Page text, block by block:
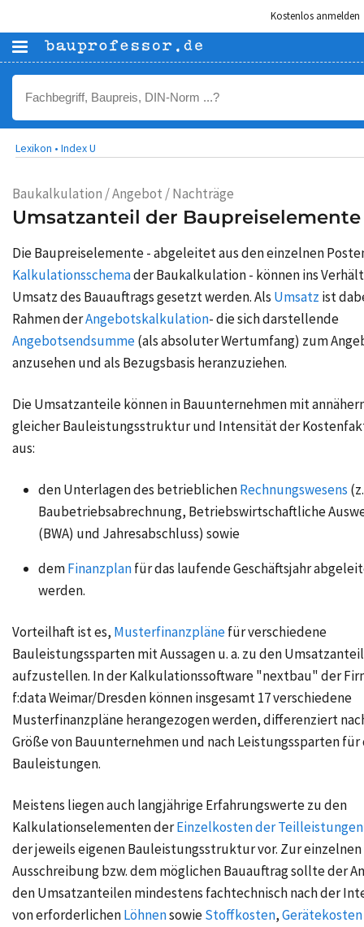
Kostenlos anmelden
Lexikon • Index U
Baukalkulation / Angebot / Nachträge
Umsatzanteil der Baupreiselemente
Die Baupreiselemente - abgeleitet aus den einzelnen
Kalkulationsschemader Baukalkulation - können ins
Umsatz des Bauauftrags gesetzt werden. Als Umsatz ist
Rahmen derAngebotskalkulation- die sich darstellende
Angebotsendsumme(als absoluter Wertumfang) zum
anzusehen und als Bezugsbasis heranzuziehen.
Die Umsatzanteile können in Bauunternehmen mit
gleicher Bauleistungsstruktur und Intensität der
aus:
den Unterlagen des betrieblichenRechnungswesens
Baubetriebsabrechnung, Betriebswirtschaftliche
(BWA) und Jahresabschluss) sowie
demFinanzplanfür das laufende Geschäftsjahr
werden.
Vorteilhaft ist es, Musterfinanzplänefür verschiedene
Bauleistungssparten mit Aussagen u. a. zu den
aufzustellen. In der Kalkulationssoftware "nextbau" der
f:data Weimar/Dresden können insgesamt 17 verschiedene
Musterfinanzpläne herangezogen werden, differenziert
Größe von Bauunternehmen und nach Leistungssparten für
Bauleistungen.
Meistens liegen auch langjährige Erfahrungswerte zu den
Kalkulationselementen derEinzelkosten der
der jeweils eigenen Bauleistungsstruktur vor. Zur einzelnen
Ausschreibung bzw. dem möglichen Bauauftrag sollte der
den Umsatzanteilen mindestens fachtechnisch nach der
von erforderlichenLöhnensowieStoffkosten,Gerätekosten